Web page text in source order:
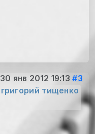
30 янв 2012 19:13 #3
григорий тищенко